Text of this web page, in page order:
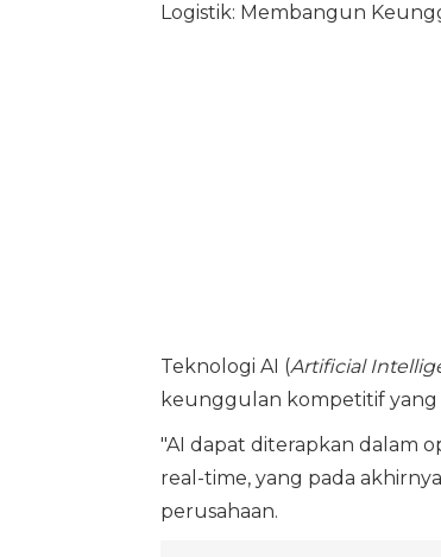
Logistik: Membangun
Teknologi AI (Artificial
keunggulan kompetitif
"AI dapat diterapkan dalam
real-time, yang pada
perusahaan.